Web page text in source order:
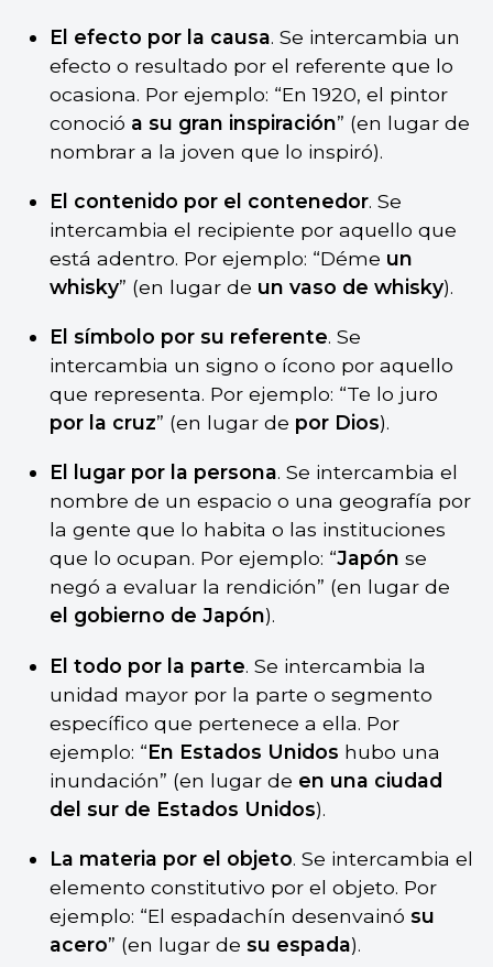
El efecto por la causa. Se intercambia un
efecto o resultado por el referente que lo
ocasiona. Por ejemplo: “En 1920, el pintor
conoció a su gran inspiración” (en lugar de
nombrar a la joven que lo inspiró).
El contenido por el contenedor. Se
intercambia el recipiente por aquello que
está adentro. Por ejemplo: “Déme un
whisky” (en lugar de un vaso de whisky).
El símbolo por su referente. Se
intercambia un signo o ícono por aquello
que representa. Por ejemplo: “Te lo juro
por la cruz” (en lugar de por Dios).
El lugar por la persona. Se intercambia el
nombre de un espacio o una geografía por
la gente que lo habita o las instituciones
que lo ocupan. Por ejemplo: “Japón se
negó a evaluar la rendición” (en lugar de
el gobierno de Japón).
El todo por la parte. Se intercambia la
unidad mayor por la parte o segmento
específico que pertenece a ella. Por
ejemplo: “En Estados Unidos hubo una
inundación” (en lugar de en una ciudad
del sur de Estados Unidos).
La materia por el objeto. Se intercambia el
elemento constitutivo por el objeto. Por
ejemplo: “El espadachín desenvainó su
acero” (en lugar de su espada).